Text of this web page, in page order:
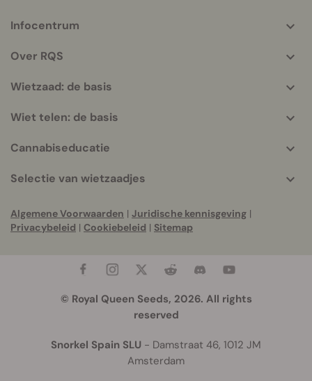
info
Infocentrum
Over RQS
Wietzaad: de basis
Wiet telen: de basis
Cannabiseducatie
Selectie van wietzaadjes
Algemene Voorwaarden | Juridische kennisgeving |
Privacybeleid | Cookiebeleid | Sitemap
© Royal Queen Seeds, 2026. All rights
reserved
Snorkel Spain SLU - Damstraat 46, 1012 JM
Amsterdam